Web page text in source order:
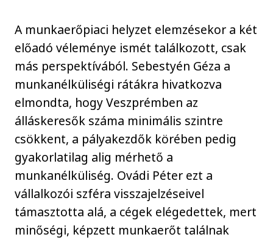
A munkaerőpiaci helyzet elemzésekor a két
előadó véleménye ismét találkozott, csak
más perspektívából. Sebestyén Géza a
munkanélküliségi rátákra hivatkozva
elmondta, hogy Veszprémben az
álláskeresők száma minimális szintre
csökkent, a pályakezdők körében pedig
gyakorlatilag alig mérhető a
munkanélküliség. Ovádi Péter ezt a
vállalkozói szféra visszajelzéseivel
támasztotta alá, a cégek elégedettek, mert
minőségi, képzett munkaerőt találnak